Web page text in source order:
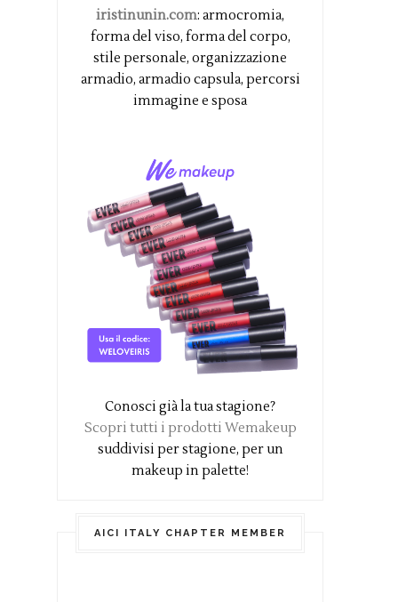
iristinunin.com: armocromia,
forma del viso, forma del corpo,
stile personale, organizzazione
armadio, armadio capsula, percorsi
immagine e sposa
Conosci già la tua stagione?
Scopri tutti i prodotti Wemakeup
suddivisi per stagione, per un
makeup in palette!
AICI ITALY CHAPTER MEMBER